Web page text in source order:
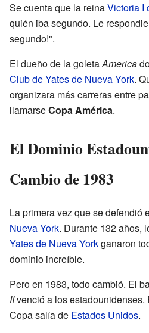
Se cuenta que la reinaVictoria I
quién iba segundo. Le
segundo!".
El dueño de la goletaAmerica
Club de Yates de Nueva York.
organizara más carreras entre
llamarseCopa América.
El Dominio
Cambio de 1983
La primera vez que se defendió
Nueva York. Durante 132 años,
Yates de Nueva Yorkganaron
dominio increíble.
Pero en 1983, todo cambió. El
IIvenció a los estadounidenses.
Copa salía de Estados Unidos.